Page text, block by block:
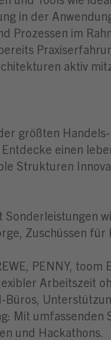
in der
Prozessen im
aktiv
größten
einen
Strukturen
Zuschüssen
PENNY, toom
Arbeitszeit
Büros,
Mit umfassenden
und Hackathons.